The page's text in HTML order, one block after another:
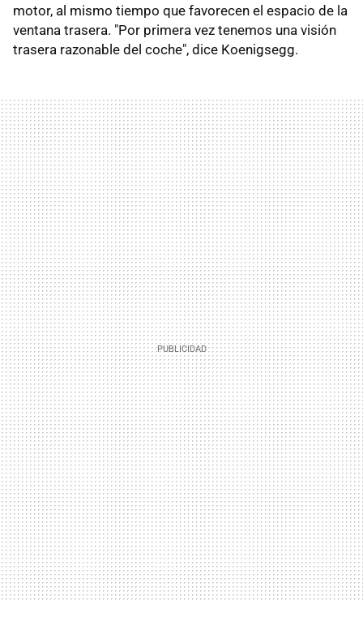
motor, al mismo tiempo que favorecen el espacio de la
ventana trasera. "Por primera vez tenemos una visión
trasera razonable del coche", dice Koenigsegg.